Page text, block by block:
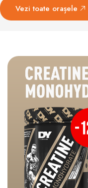
Vezi toate orașele